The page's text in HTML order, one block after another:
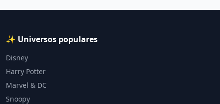
✨ Universos populares
Disney
Harry Potter
Marvel & DC
Snoopy